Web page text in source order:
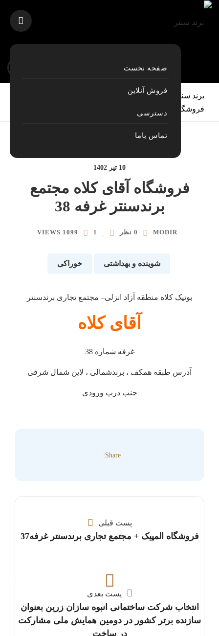
صفحه نخست
فروش آنلاین
دسترسی
تماس باما
برند سنتر مقاله های اخیر
فروشگاه آقای کلاه مجتمع برندسنتر غرفه 38
10 تیر 1402
فروشگاه آقای کلاه مجتمع
برندسنتر غرفه 38
MODIR 0 نظر 1
1099 VIEWS
خوراکی شوینده و بهداشتی
بوتیک کلاه منطقه آزاد انزلی– مجتمع تجاری برندسنتر
آقای کلاه
غرفه شماره 38
آدرس طبقه همکف ، برندشمالی ، لاین شمال شرقی
جنب درب ورودی
Share:
پست قبلی
فروشگاه المپیک + مجتمع تجاری برندسنتر غرفه37
پست بعدی
انتخاب شرکت ساختمانی انبوه سازان زرین بعنوان
سازنده برتر کشور در دومین همایش ملی مشارکت
در ساخت